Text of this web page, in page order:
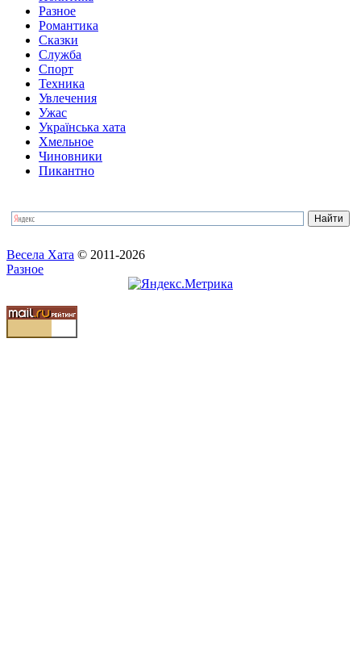
Разное
Романтика
Сказки
Служба
Спорт
Техника
Увлечения
Ужас
Українська хата
Хмельное
Чиновники
Пикантно
Весела Хата © 2011-2026
Разное